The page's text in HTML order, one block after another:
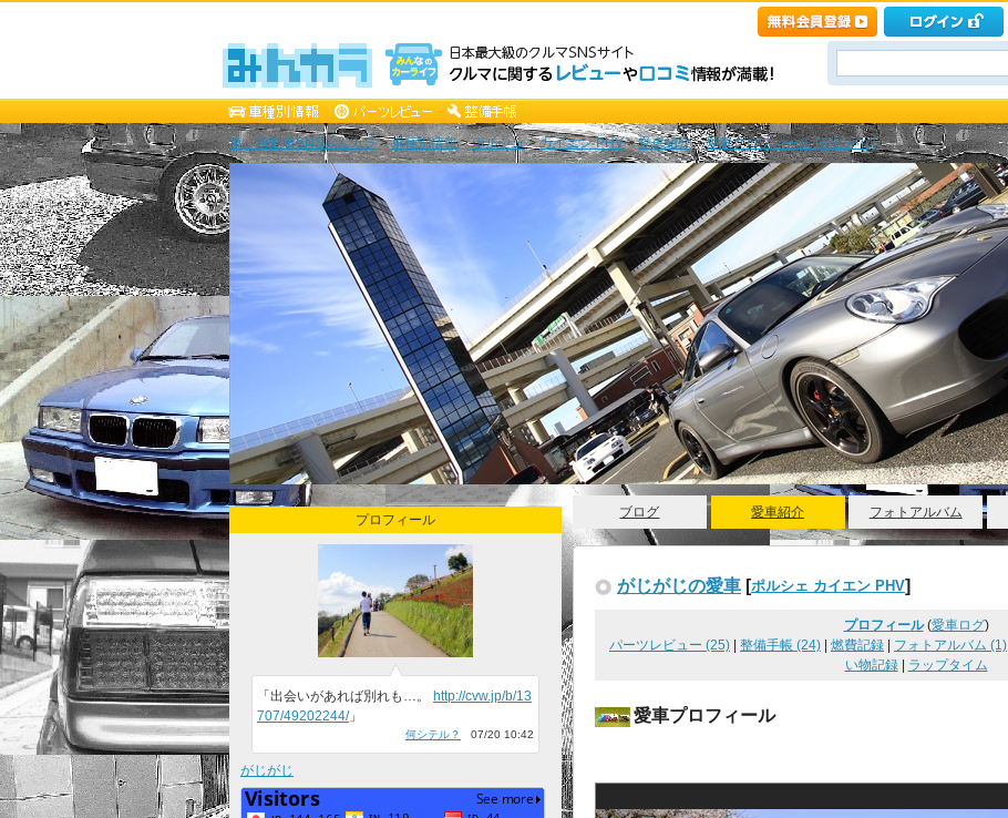
車・自動車SNSみんカラ>車種別情報>ポルシェ>カイエン PHV>愛車紹介>愛車プロフィール [がじがじ]
ブログ 愛車紹介 フォトアルバム
がじがじの愛車 [ポルシェ カイエン PHV]
プロフィール(愛車ログ)
パーツレビュー (25)
整備手帳 (24) 燃費記録 フォトアルバム (1)
い物記録| ラップタイム
愛車プロフィール
プロフィール
「出会いがあれば別れも…。
http://cvw.jp/b/13
707/49202244/」
何シテル？ 07/20 10:42
がじがじ